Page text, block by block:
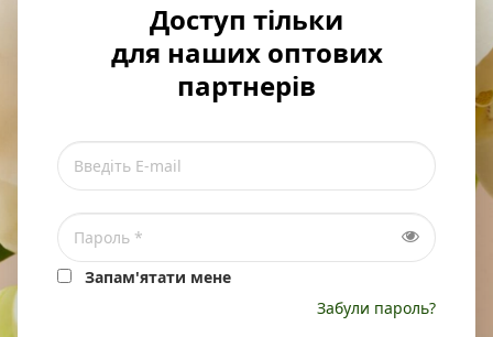
Доступ тільки
для наших оптових
партнерів
Запам'ятати мене
Забули пароль?